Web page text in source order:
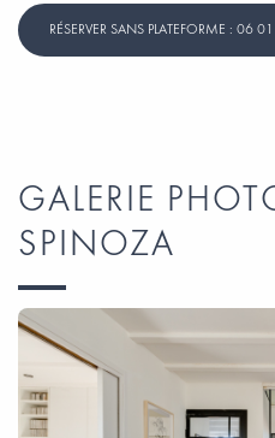
RÉSERVER SANS PLATEFORME : 06
GALERIE
SPINOZA